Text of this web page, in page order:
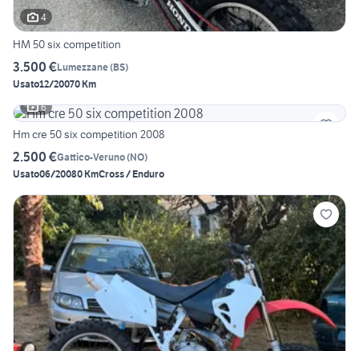
4
HM 50 six competition
3.500 €Lumezzane(BS)
Usato12/20070 Km
6
Hm cre 50 six competition 2008
2.500 €Gattico-Veruno(NO)
Usato06/20080 KmCross / Enduro